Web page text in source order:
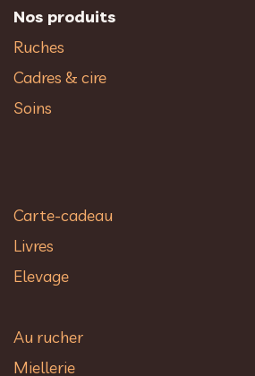
Nos produits
Ruches
Cadres & cire
Soins
Carte-cadeau
Livres
Elevage
Au rucher​
Miellerie